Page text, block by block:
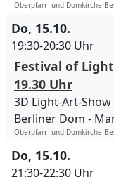
Oberpfarr- und Domkirche
Do, 15.10.
19:30-20:30 Uhr
Festival of
19.30 Uhr
3D Light-Art-
Berliner Dom
Oberpfarr- und Domkirche
Do, 15.10.
21:30-22:30 Uhr